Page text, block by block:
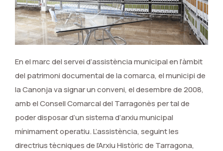
En el marc del servei d’assistència municipal en l’àmbit
del patrimoni documental de la comarca, el municipi de
la Canonja va signar un conveni, el desembre de 2008,
amb el Consell Comarcal del Tarragonès per tal de
poder disposar d’un sistema d’arxiu municipal
mínimament operatiu. L’assistència, seguint les
directrius tècniques de l’Arxiu Històric de Tarragona,